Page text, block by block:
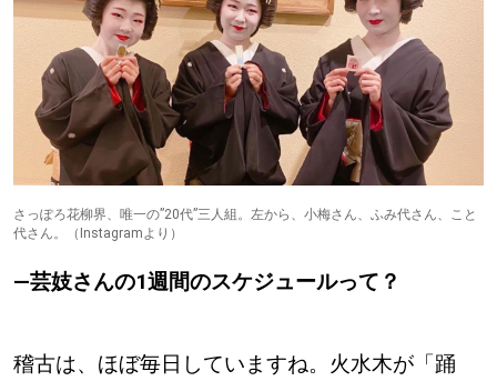
さっぽろ花柳界、唯一の”20代”三人組。左から、小梅さん、ふみ代さん、こと
代さん。（Instagramより）
―芸妓さんの1週間のスケジュールって？
稽古は、ほぼ毎日していますね。火水木が「踊